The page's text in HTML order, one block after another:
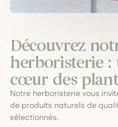
Découvrez
herboristerie :
cœur des
Notre herboristerie vous
de produits naturels de
sélectionnés.